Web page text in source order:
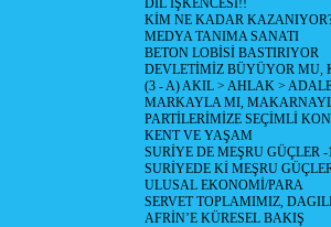
DİL İŞKENCESİ!!
KİM NE KADAR
MEDYA TANIMA SANATI
BETON LOBİSİ BASTIRIYOR
DEVLETİMİZ BÜYÜYOR MU,
(3 - A) AKIL > AHLAK >
MARKAYLA MI,
PARTİLERİMİZE SEÇİMLİ
KENT VE YAŞAM
SURİYE DE MEŞRU GÜÇLER -
SURİYEDE Kİ MEŞRU
ULUSAL EKONOMİ/PARA
SERVET TOPLAMIMIZ,
AFRİN’E KÜRESEL BAKIŞ